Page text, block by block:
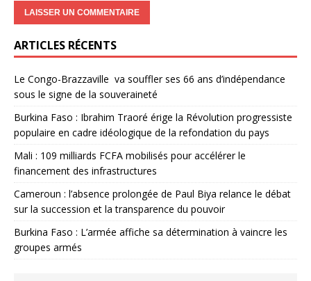
ARTICLES RÉCENTS
Le Congo-Brazzaville va souffler ses 66 ans d’indépendance
sous le signe de la souveraineté
Burkina Faso : Ibrahim Traoré érige la Révolution progressiste
populaire en cadre idéologique de la refondation du pays
Mali : 109 milliards FCFA mobilisés pour accélérer le
financement des infrastructures
Cameroun : l’absence prolongée de Paul Biya relance le débat
sur la succession et la transparence du pouvoir
Burkina Faso : L’armée affiche sa détermination à vaincre les
groupes armés